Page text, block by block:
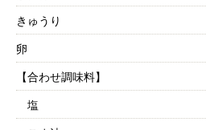
きゅうり
卵
【合わせ調味料】
塩